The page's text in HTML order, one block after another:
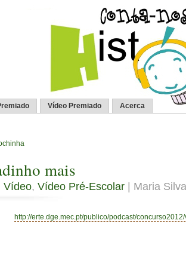
Vídeo Premiado Acerca
mais
Vídeo, Vídeo Pré-Escolar | Maria
http://erte.dge.mec.pt/publico/podcast/